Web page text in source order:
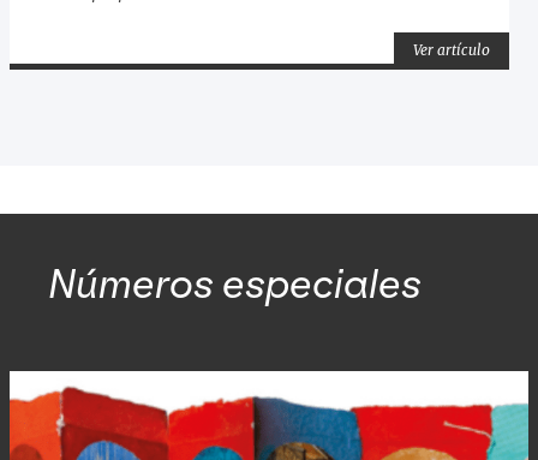
Ver artículo
Números especiales